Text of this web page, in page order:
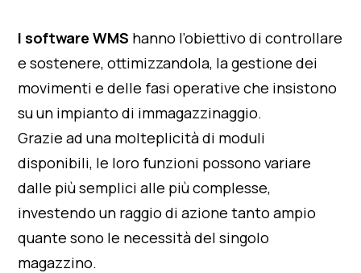
I software WMS hanno l’obiettivo di controllare
e sostenere, ottimizzandola, la gestione dei
movimenti e delle fasi operative che insistono
su un impianto di immagazzinaggio.
Grazie ad una molteplicità di moduli
disponibili, le loro funzioni possono variare
dalle più semplici alle più complesse,
investendo un raggio di azione tanto ampio
quante sono le necessità del singolo
magazzino.